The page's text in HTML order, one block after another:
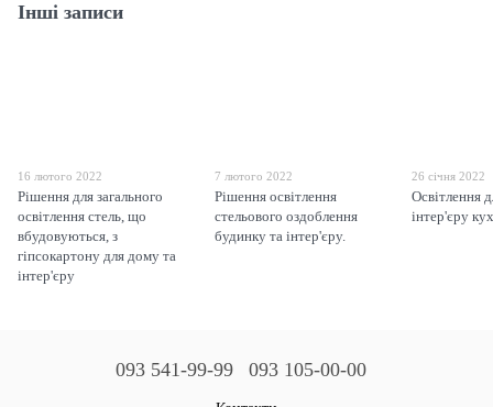
Інші записи
16 лютого 2022
Рішення для загального
освітлення стель, що
вбудовуються, з
гіпсокартону для дому та
інтер'єру
7 лютого 2022
Рішення освітлення
стельового оздоблення
будинку та інтер'єру.
26 січня 2022
Освітлення
інтер'єру
093 541-99-99 093 105-00-00